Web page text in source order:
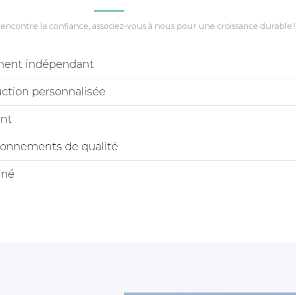
la confiance, associez-vous à nous pour une croissance durable !
indépendant
personnalisée
de qualité